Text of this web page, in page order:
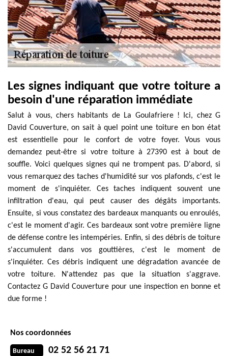
Les signes indiquant que votre toiture a
besoin d'une réparation immédiate
Salut à vous, chers habitants de La Goulafriere ! Ici, chez G
David Couverture, on sait à quel point une toiture en bon état
est essentielle pour le confort de votre foyer. Vous vous
demandez peut-être si votre toiture à 27390 est à bout de
souffle. Voici quelques signes qui ne trompent pas. D'abord, si
vous remarquez des taches d'humidité sur vos plafonds, c'est le
moment de s'inquiéter. Ces taches indiquent souvent une
infiltration d'eau, qui peut causer des dégâts importants.
Ensuite, si vous constatez des bardeaux manquants ou enroulés,
c'est le moment d'agir. Ces bardeaux sont votre première ligne
de défense contre les intempéries. Enfin, si des débris de toiture
s'accumulent dans vos gouttières, c'est le moment de
s'inquiéter. Ces débris indiquent une dégradation avancée de
votre toiture. N'attendez pas que la situation s'aggrave.
Contactez G David Couverture pour une inspection en bonne et
due forme !
Nos coordonnées
Bureau 02 52 56 21 71